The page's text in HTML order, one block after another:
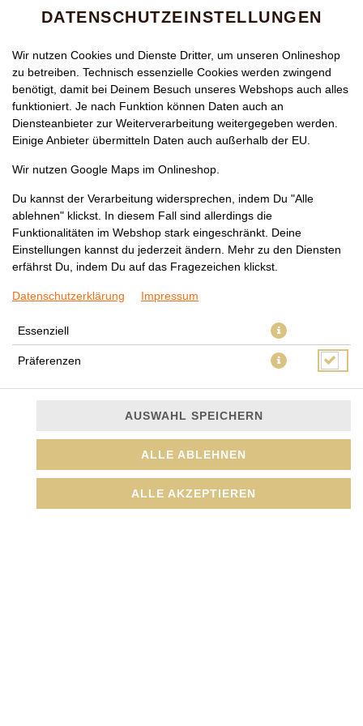
110 XAO CAY TOI (SCHARF)
MIT TOFU
Karotten, Paprika, Champignons, Zwiebeln, Bambus,
Zucchini, Knoblauch und Duftreis
JETZT BESTELLEN
DATENSCHUTZEINSTELLUNGEN
Wir nutzen Cookies und Dienste Dritter, um unseren Onlineshop
zu betreiben. Technisch essenzielle Cookies werden zwingend
benötigt, damit bei Deinem Besuch unseres Webshops auch alles
funktioniert. Je nach Funktion können Daten auch an
Diensteanbieter zur Weiterverarbeitung weitergegeben werden.
Einige Anbieter übermitteln Daten auch außerhalb der EU.
Wir nutzen Google Maps im Onlineshop.
Du kannst der Verarbeitung widersprechen, indem Du "Alle
ablehnen" klickst. In diesem Fall sind allerdings die
Funktionalitäten im Webshop stark eingeschränkt. Deine
Einstellungen kannst du jederzeit ändern. Mehr zu den Diensten
erfährst Du, indem Du auf das Fragezeichen klickst.
Datenschutzerklärung Impressum
Essenziell
Präferenzen
AUSWAHL SPEICHERN
ALLE ABLEHNEN
ALLE AKZEPTIEREN